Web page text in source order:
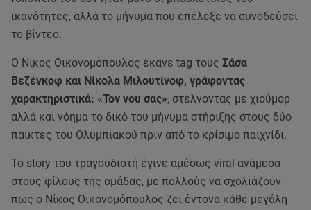
ικανότητες, αλλά το μήνυμα που επέλεξε να συνοδεύσει
το βίντεο.
Ο Νίκος Οικονομόπουλος έκανε tag τους Σάσα
Βεζένκοφ και Νίκολα Μιλουτίνοφ, γράφοντας
χαρακτηριστικά: «Τον νου σας», στέλνοντας με χιούμορ
αλλά και νόημα το δικό του μήνυμα στήριξης στους δύο
παίκτες του Ολυμπιακού πριν από το κρίσιμο παιχνίδι.
Το story του τραγουδιστή έγινε αμέσως viral ανάμεσα
στους φίλους της ομάδας, με πολλούς να σχολιάζουν
πως ο Νίκος Οικονομόπουλος ζει έντονα κάθε μεγάλη